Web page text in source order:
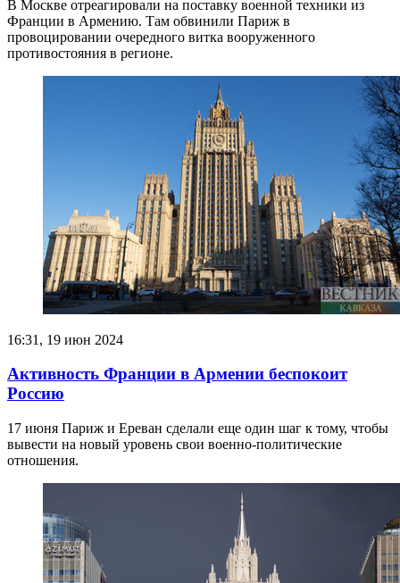
В Москве отреагировали на поставку военной техники из
Франции в Армению. Там обвинили Париж в
провоцировании очередного витка вооруженного
противостояния в регионе.
16:31, 19 июн 2024
Активность Франции в Армении беспокоит
Россию
17 июня Париж и Ереван сделали еще один шаг к тому, чтобы
вывести на новый уровень свои военно-политические
отношения.